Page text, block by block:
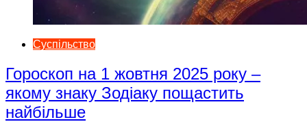
Суспільство
Гороскоп на 1 жовтня 2025 року –
якому знаку Зодіаку пощастить
найбільше